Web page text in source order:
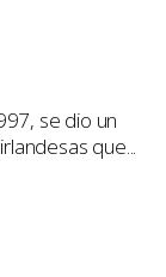
se dio un
que...